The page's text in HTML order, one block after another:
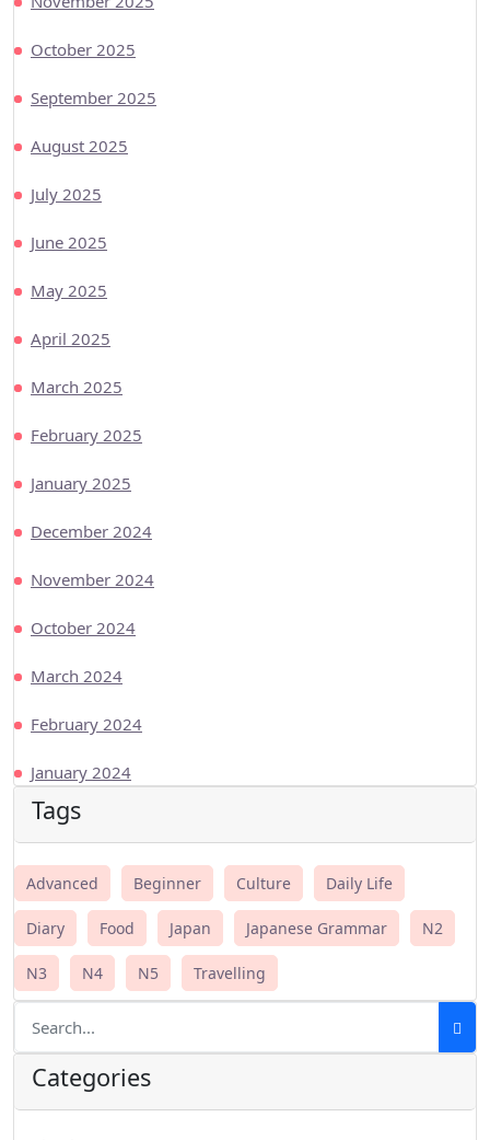
October 2025
September 2025
August 2025
July 2025
June 2025
May 2025
April 2025
March 2025
February 2025
January 2025
December 2024
November 2024
October 2024
March 2024
February 2024
January 2024
Tags
Advanced Beginner Culture Daily Life
Diary Food Japan Japanese Grammar N2
N3 N4 N5 Travelling
Categories